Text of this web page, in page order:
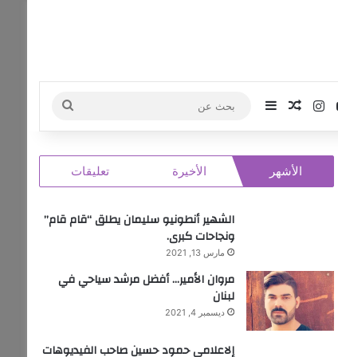
‫YouTube
انستقراممقال عشوائي
إضافة عمود جانبي
بحث
عن
الأشهر الأخيرة تعليقات
الشهير أنطونيو سليمان يطلق “قام قام”
ونجاحات كبرى.
مارس 13, 2021
مروان الأمير… أفضل مرشد سياحي في
لبنان
ديسمبر 4, 2021
إلاعلامي حمود حسين صاحب الفيديوهات